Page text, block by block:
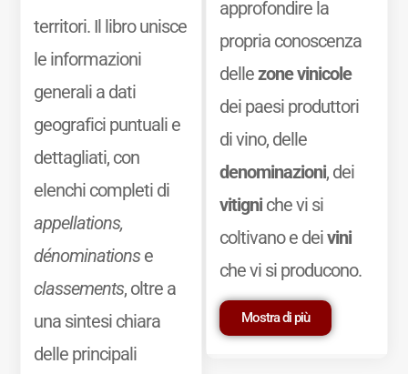
territori. Il libro unisce
le informazioni
generali a dati
geografici puntuali e
dettagliati, con
elenchi completi di
appellations,
dénominationse
classements, oltre a
una sintesi chiara
delle principali
approfondire la
propria conoscenza
dellezone vinicole
dei paesi produttori
di vino, delle
denominazioni, dei
vitigniche vi si
coltivano e deivini
che vi si producono.
Mostra di più